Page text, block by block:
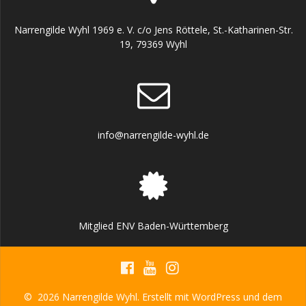
Narrengilde Wyhl 1969 e. V. c/o Jens Röttele, St.-Katharinen-Str.
19, 79369 Wyhl
info@narrengilde-wyhl.de
Mitglied ENV Baden-Württemberg
© 2026 Narrengilde Wyhl. Erstellt mit WordPress und dem